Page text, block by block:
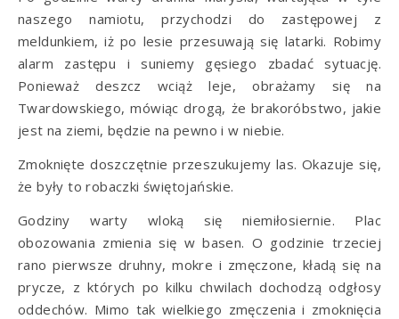
naszego namiotu, przychodzi do zastępowej z
meldunkiem, iż po lesie przesuwają się latarki. Robimy
alarm zastępu i suniemy gęsiego zbadać sytuację.
Ponieważ deszcz wciąż leje, obrażamy się na
Twardowskiego, mówiąc drogą, że brakoróbstwo, jakie
jest na ziemi, będzie na pewno i w niebie.
Zmoknięte doszczętnie przeszukujemy las. Okazuje się,
że były to robaczki świętojańskie.
Godziny warty wloką się niemiłosiernie. Plac
obozowania zmienia się w basen. O godzinie trzeciej
rano pierwsze druhny, mokre i zmęczone, kładą się na
prycze, z których po kilku chwilach dochodzą odgłosy
oddechów. Mimo tak wielkiego zmęczenia i zmoknięcia